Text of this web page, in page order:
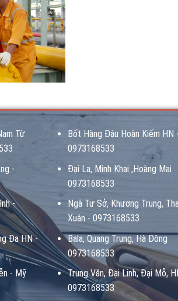
Từ
-
-
Đa HN -
- Mỹ
Bốt Hàng Đậu Hoàn Kiếm HN -
0973168533
Đại La, Minh Khai ,Hoàng Mai
0973168533
Ngã Tư Sở, Khương Trung,
Xuân - 0973168533
Bala, Quang Trung, Hà Đông
0973168533
Trung Văn, Đại Linh, Đại Mỗ,
0973168533